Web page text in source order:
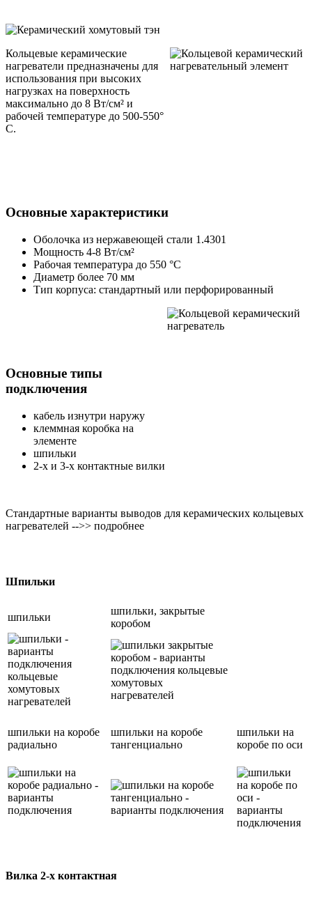
Кольцевые керамические
нагреватели предназначены для
использования при высоких
нагрузках на поверхность
максимально до 8 Вт/cм² и
рабочей температуре до 500-550°
C.
Основные характеристики
Оболочка из нержавеющей стали 1.4301
Мощность 4-8 Вт/cм²
Рабочая температура до 550 °C
Диаметр более 70 мм
Тип корпуса: стандартный или перфорированный
Основные типы
подключения
кабель изнутри наружу
клеммная коробка на
элементе
шпильки
2-х и 3-х контактные вилки
Стандартные варианты выводов для керамических кольцевых
нагревателей -->> подробнее
Шпильки
шпильки
шпильки, закрытые
коробом
шпильки на коробе
радиально
шпильки на коробе
тангенциально
шпильки на
коробе по оси
Вилка 2-х контактная